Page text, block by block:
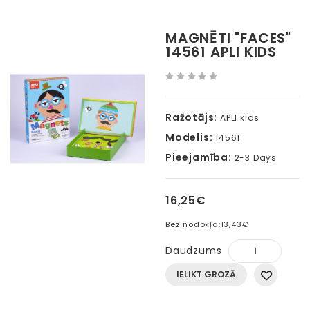
MAGNĒTI "FACES"
14561 APLI KIDS
Ražotājs: APLI kids
Modelis: 14561
Pieejamība: 2-3 Days
16,25€
Bez nodokļa:13,43€
Daudzums
IELIKT GROZĀ